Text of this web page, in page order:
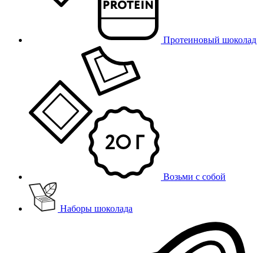
Протеиновый шоколад
Возьми с собой
Наборы шоколада